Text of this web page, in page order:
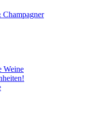
Champagner
Weine